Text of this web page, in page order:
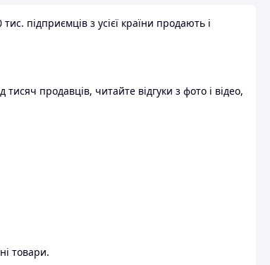
підприємців з усієї країни продають і
продавців, читайте відгуки з фото і відео,
товари.